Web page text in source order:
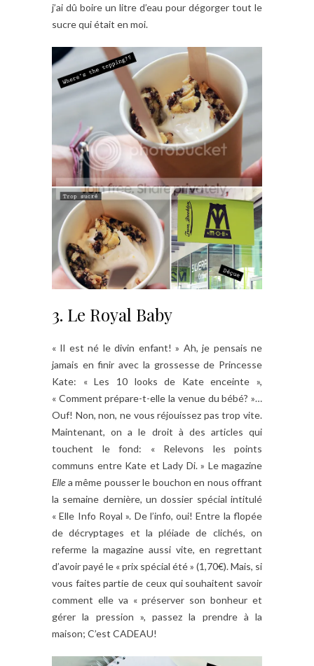
j’ai dû boire un litre d’eau pour dégorger tout le
sucre qui était en moi.
3. Le Royal Baby
« Il est né le divin enfant! » Ah, je pensais ne
jamais en finir avec la grossesse de Princesse
Kate: « Les 10 looks de Kate enceinte »,
« Comment prépare-t-elle la venue du bébé? »…
Ouf! Non, non, ne vous réjouissez pas trop vite.
Maintenant, on a le droit à des articles qui
touchent le fond: « Relevons les points
communs entre Kate et Lady Di. » Le magazine
Elle a même pousser le bouchon en nous offrant
la semaine dernière, un dossier spécial intitulé
« Elle Info Royal ». De l’info, oui! Entre la flopée
de décryptages et la pléiade de clichés, on
referme la magazine aussi vite, en regrettant
d’avoir payé le « prix spécial été » (1,70€). Mais, si
vous faites partie de ceux qui souhaitent savoir
comment elle va « préserver son bonheur et
gérer la pression », passez la prendre à la
maison; C’est CADEAU!